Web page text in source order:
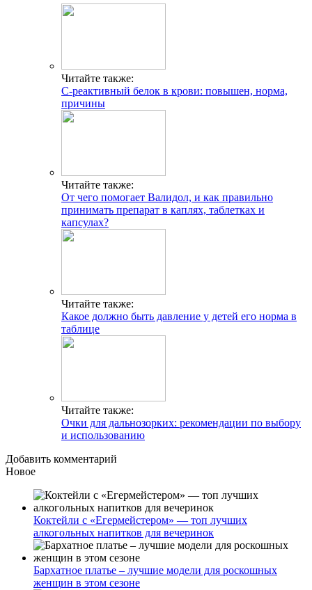
Читайте также:
С-реактивный белок в крови: повышен, норма,
причины
Читайте также:
От чего помогает Валидол, и как правильно
принимать препарат в каплях, таблетках и
капсулах?
Читайте также:
Какое должно быть давление у детей его норма в
таблице
Читайте также:
Очки для дальнозорких: рекомендации по выбору
и использованию
Добавить комментарий
Новое
Коктейли с «Егермейстером» — топ лучших
алкогольных напитков для вечеринок
Бархатное платье – лучшие модели для роскошных
женщин в этом сезоне